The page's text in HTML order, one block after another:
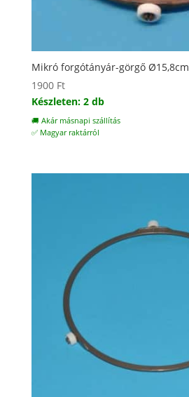
Mikró forgótányár-görgő Ø15,8cm
1900 Ft
Készleten: 2 db
🚚 Akár másnapi szállítás
✅ Magyar raktárról